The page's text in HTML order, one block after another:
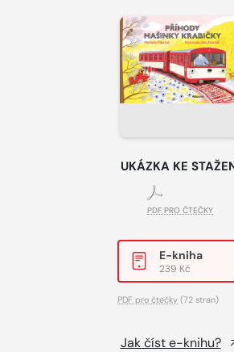
UKÁZKA KE
PDF PRO ČTEČKY
E-kniha
239 Kč
PDF pro čtečky (72 stran)
Jak číst e-knihu?